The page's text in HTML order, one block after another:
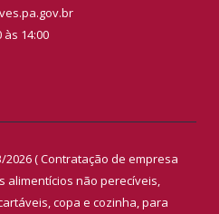
14:00
2026 ( Contratação de empresa
não perecíveis,
copa e cozinha, para